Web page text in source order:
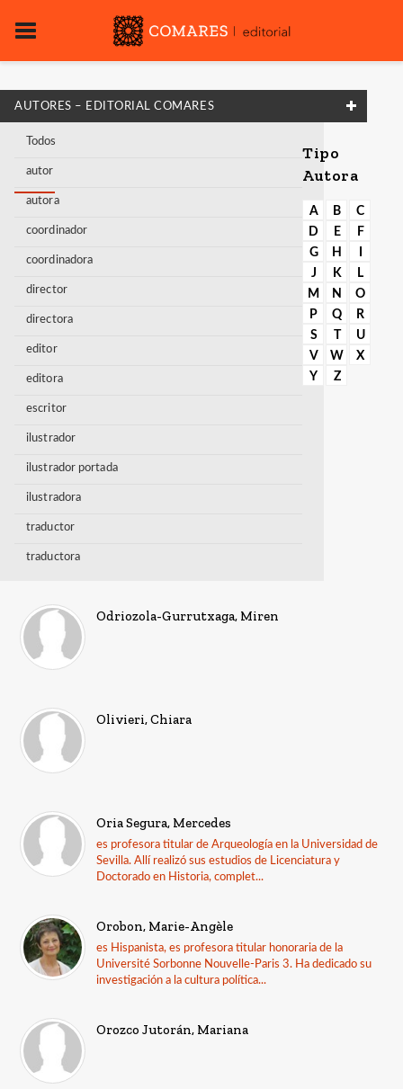
AUTORES – EDITORIAL COMARES
Todos
autor
autora
coordinador
coordinadora
director
directora
editor
editora
escritor
ilustrador
ilustrador portada
ilustradora
traductor
traductora
Tipo
Autora
A B
C
D
E
F
G
H
J
K
L
M
N
O
P
Q
R
S
T
U
V
W
X
Y
Z
Odriozola-Gurrutxaga, Miren
Olivieri, Chiara
Oria Segura, Mercedes
es profesora titular de Arqueología en la Universidad de
Sevilla. Allí realizó sus estudios de Licenciatura y
Doctorado en Historia, complet...
Orobon, Marie-Angèle
es Hispanista, es profesora titular honoraria de la
Université Sorbonne Nouvelle-Paris 3. Ha dedicado su
investigación a la cultura política...
Orozco Jutorán, Mariana